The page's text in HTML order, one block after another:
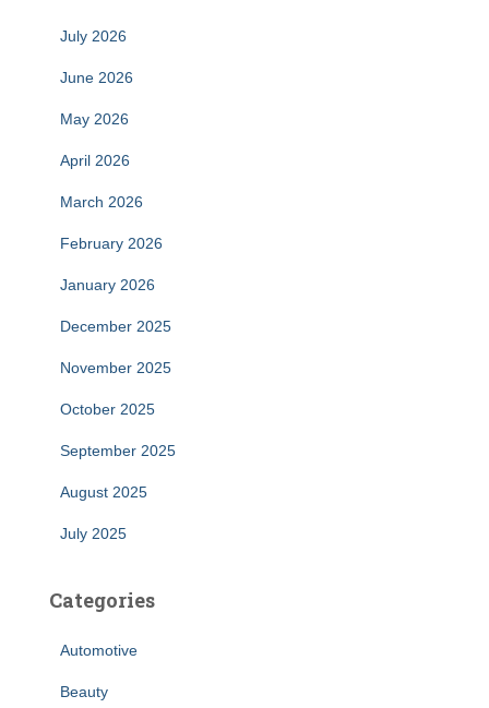
July 2026
June 2026
May 2026
April 2026
March 2026
February 2026
January 2026
December 2025
November 2025
October 2025
September 2025
August 2025
July 2025
Categories
Automotive
Beauty